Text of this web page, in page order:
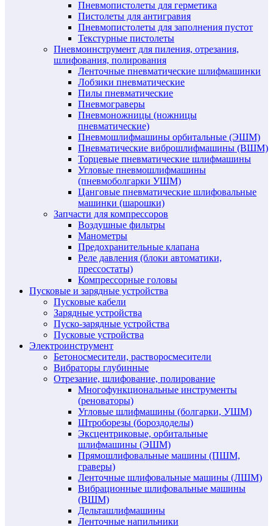
Пневмопистолеты для герметика
Пистолеты для антигравия
Пневмопистолеты для заполнения пустот
Текстурные пистолеты
Пневмоинструмент для пиления, отрезания,
шлифования, полирования
Ленточные пневматические шлифмашинки
Лобзики пневматические
Пилы пневматические
Пневмограверы
Пневмоножницы (ножницы
пневматические)
Пневмошлифмашины орбитальные (ЭШМ)
Пневматические виброшлифмашины (ВШМ)
Торцевые пневматические шлифмашины
Угловые пневмошлифмашины
(пневмоболгарки УШМ)
Цанговые пневматические шлифовальные
машинки (шарошки)
Запчасти для компрессоров
Воздушные фильтры
Манометры
Предохранительные клапана
Реле давления (блоки автоматики,
прессостаты)
Компрессорные головы
Пусковые и зарядные устройства
Пусковые кабели
Зарядные устройства
Пуско-зарядные устройства
Пусковые устройства
Электроинструмент
Бетоносмесители, растворосмесители
Вибраторы глубинные
Отрезание, шлифование, полирование
Многофункциональные инструменты
(реноваторы)
Угловые шлифмашины (болгарки, УШМ)
Штроборезы (бороздоделы)
Эксцентриковые, орбитальные
шлифмашины (ЭШМ)
Прямошлифовальные машины (ПШМ,
граверы)
Ленточные шлифовальные машины (ЛШМ)
Вибрационные шлифовальные машины
(ВШМ)
Дельташлифмашины
Ленточные напильники